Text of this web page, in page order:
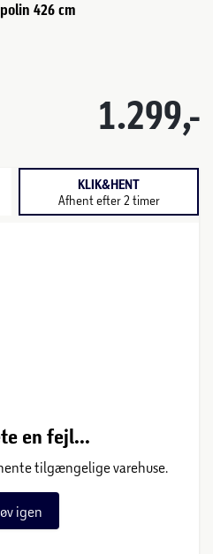
426 cm
1.299,-
KLIK&HENT
Afhent efter 2 timer
en fejl...
tilgængelige varehuse.
igen